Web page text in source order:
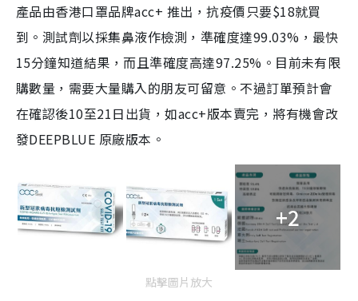
產品由香港口罩品牌acc+ 推出，抗疫價只要$18就買
到。測試劑以採集鼻液作檢測，準確度達99.03%，最快
15分鐘知道結果，而且準確度高達97.25%。目前未有限
購數量，需要大量購入的朋友可留意。不過訂單預計會
在確認後10至21日出貨，如acc+版本賣完，將有機會改
發DEEPBLUE 原廠版本。
+2
點擊圖片放大